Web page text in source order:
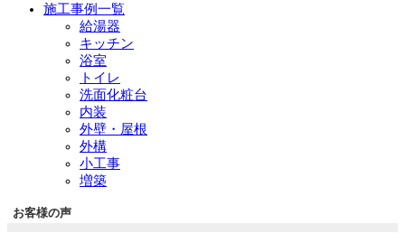
施工事例一覧
給湯器
キッチン
浴室
トイレ
洗面化粧台
内装
外壁・屋根
外構
小工事
増築
お客様の声